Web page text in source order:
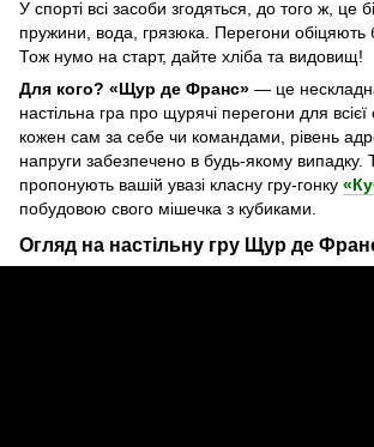
У спорті всі засоби згодяться, до того ж, це
пружини, вода, грязюка. Перегони обіцяють
Тож нумо на старт, дайте хліба та видовищ!
Для кого? «Щур де Франс» — це
настільна гра про щурячі перегони для всієї
кожен сам за себе чи командами, рівень
напруги забезпечено в будь-якому випадку.
пропонують вашій увазі класну гру-гонку
побудовою свого мішечка з кубиками.
Огляд на настільну гру Щур де